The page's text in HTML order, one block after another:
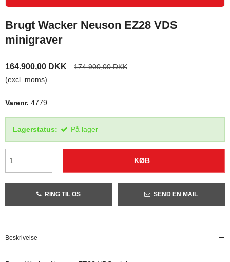
Brugt Wacker Neuson EZ28 VDS
minigraver
164.900,00 DKK
174.900,00 DKK
(excl. moms)
Varenr. 4779
Lagerstatus: På lager
KØB
RING TIL OS SEND EN MAIL
Beskrivelse